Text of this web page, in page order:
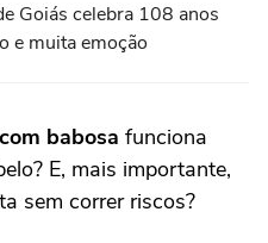
Goiás celebra 108 anos
e muita emoção
babosa funciona
E, mais importante,
sem correr riscos?